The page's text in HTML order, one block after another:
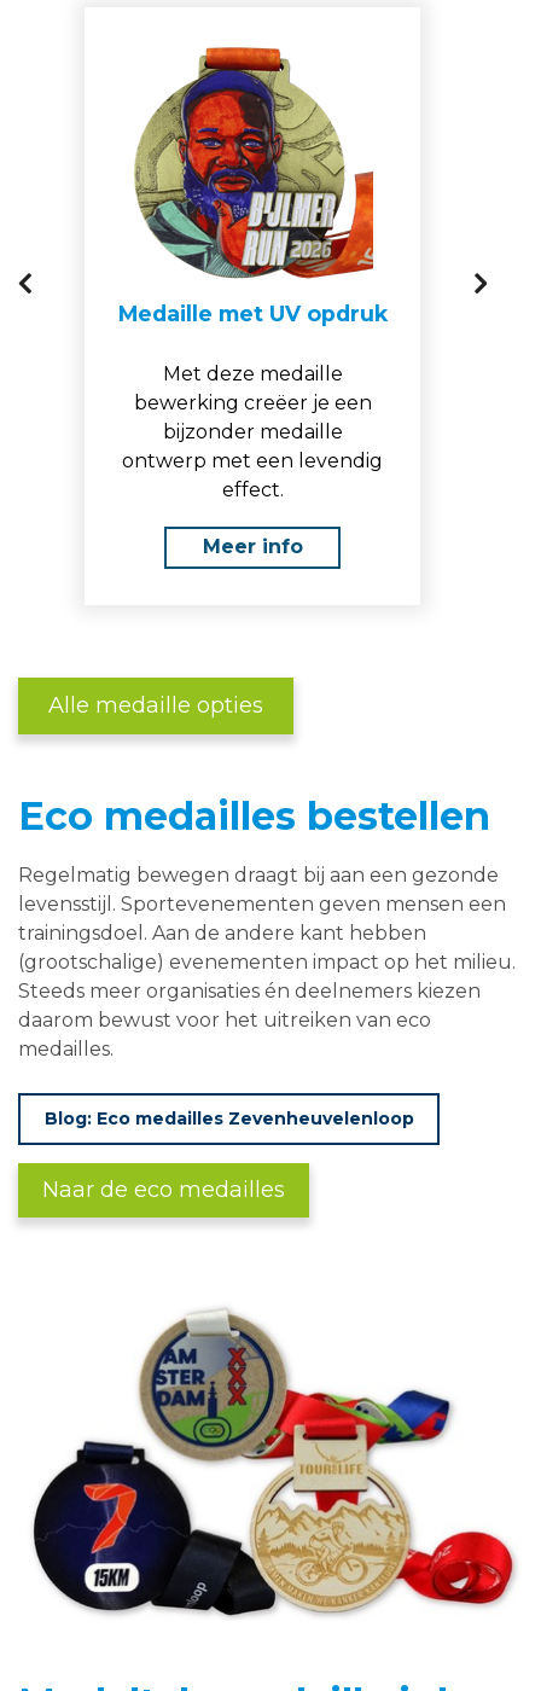
Medaille met UV opdruk
Met deze medaille
bewerking creëer je een
bijzonder medaille
ontwerp met een levendig
effect.
Meer info
Alle medaille opties
Eco medailles bestellen
Regelmatig bewegen draagt bij aan een gezonde
levensstijl. Sportevenementen geven mensen een
trainingsdoel. Aan de andere kant hebben
(grootschalige) evenementen impact op het milieu.
Steeds meer organisaties én deelnemers kiezen
daarom bewust voor het uitreiken van eco
medailles.
Blog: Eco medailles Zevenheuvelenloop
Naar de eco medailles